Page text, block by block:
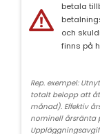
betala
och
finns på
Rep. exempel:
totalt belopp att
månad). Effektiv
nominell årsränta